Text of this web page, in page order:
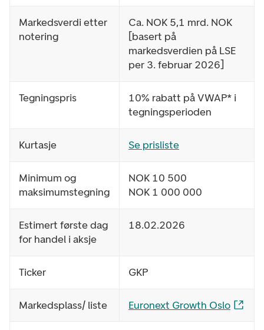
Markedsverdi etter
notering
Ca. NOK 5,1 mrd. NOK
[basert på
markedsverdien på LSE
per 3. februar 2026]
Tegningspris
10% rabatt på VWAP* i
tegningsperioden
Kurtasje Se prisliste
Minimum og
maksimumstegning
NOK 10 500
NOK 1 000 000
Estimert første dag
for handel i aksje
18.02.2026
Ticker GKP
Markedsplass/ liste Euronext Growth Oslo